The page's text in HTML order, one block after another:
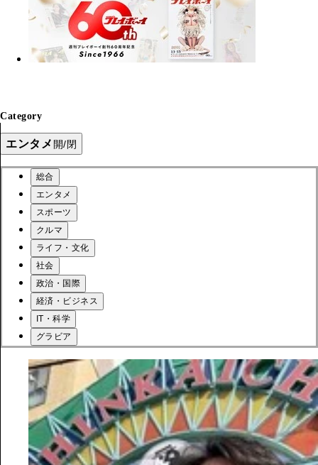
Category
エンタメ 開/閉
総合
エンタメ
スポーツ
クルマ
ライフ・文化
社会
政治・国際
経済・ビジネス
IT・科学
グラビア